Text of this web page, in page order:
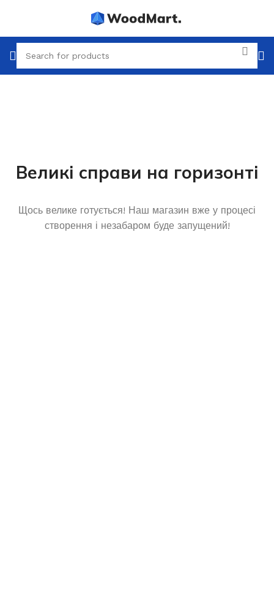
Великі справи на горизонті
Щось велике готується! Наш магазин вже у процесі
створення і незабаром буде запущений!